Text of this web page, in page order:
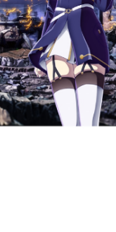
】86 ーエイティシック